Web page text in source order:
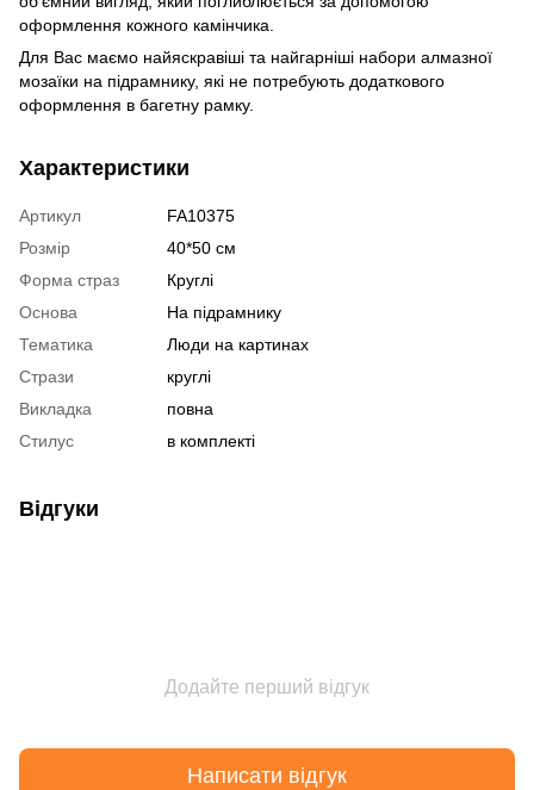
оформлення кожного камінчика.
Для Вас маємо найяскравіші та найгарніші набори алмазної
мозаїки на підрамнику, які не потребують додаткового
оформлення в багетну рамку.
Характеристики
Артикул
FA10375
Розмір
40*50 см
Форма страз
Круглі
Основа
На підрамнику
Тематика
Люди на картинах
Стрази
круглі
Викладка
повна
Стилус
в комплекті
Відгуки
Додайте перший відгук
Написати відгук